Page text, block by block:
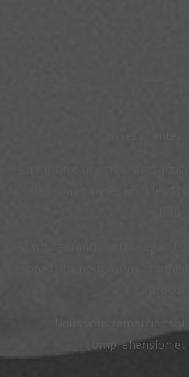
Nous vous remercions
compréhension